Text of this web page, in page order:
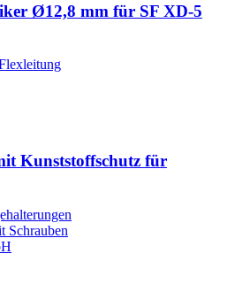
Ø12,8 mm für SF XD-5
Kunststoffschutz für
Schrauben